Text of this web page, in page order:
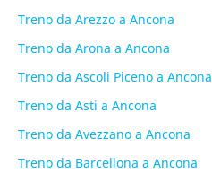
Treno da Arezzo a Ancona
Treno da Arona a Ancona
Treno da Ascoli Piceno a Ancona
Treno da Asti a Ancona
Treno da Avezzano a Ancona
Treno da Barcellona a Ancona